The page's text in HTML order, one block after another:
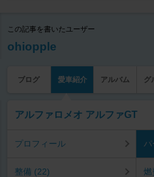
この記事を書いたユーザー
ohiopple
ブログ 愛車紹介 アルバム グ
アルファロメオ アルファGT
プロフィール
整備 (22) 燃